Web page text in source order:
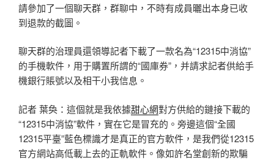
請參加了一個聊天群，群聊中，不時有成員曬出本身已收
到退款的截圖。
聊天群的治理員還領導記者下載了一款名為“12315中消協”
的手機軟件，用于購置所謂的“國庫券”，并請求記者供給手
機銀行賬號以及相干小我信息。
記者 葉奐：這個就是我依據甜心網對方供給的鏈接下載的
“12315中消協”軟件，實在它是冒充的。旁邊這個“全國
12315平臺”藍色標識才是真正的官方軟件，是我們從12315
官方網站高低載上去的正軌軟件。像如許名堂創新的欺騙